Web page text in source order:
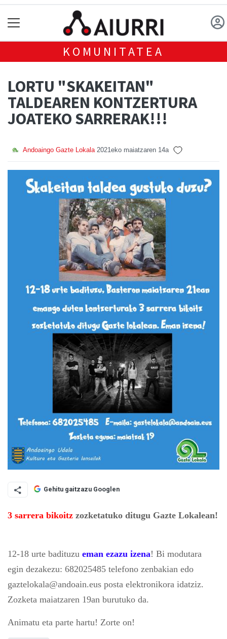
KOMUNITATEA
LORTU "SKAKEITAN"
TALDEAREN KONTZERTURA
JOATEKO SARRERAK!!!
Andoaingo Gazte Lokala 2021eko maiatzaren 14a
Gehitu gaitzazu Googlen
3 sarrera bikoitz zozketatuko ditugu Gazte Lokalean!
12-18 urte badituzu eman ezazu izena! Bi modutara
egin dezakezu: 682025485 telefono zenbakian edo
gaztelokala@andoain.eus posta elektronikora idatziz.
Zozketa maiatzaren 19an burutuko da.
Animatu eta parte hartu! Zorte on!